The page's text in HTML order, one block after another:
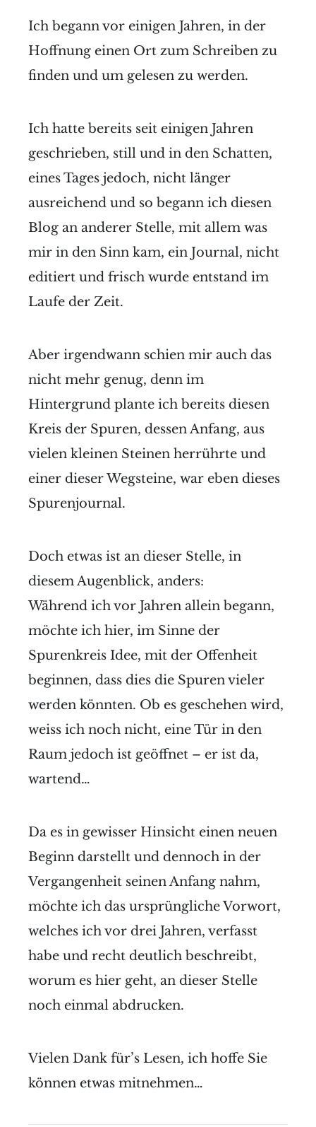
Ich begann vor einigen Jahren, in der
Hoffnung einen Ort zum Schreiben zu
finden und um gelesen zu werden.
Ich hatte bereits seit einigen Jahren
geschrieben, still und in den Schatten,
eines Tages jedoch, nicht länger
ausreichend und so begann ich diesen
Blog an anderer Stelle, mit allem was
mir in den Sinn kam, ein Journal, nicht
editiert und frisch wurde entstand im
Laufe der Zeit.
Aber irgendwann schien mir auch das
nicht mehr genug, denn im
Hintergrund plante ich bereits diesen
Kreis der Spuren, dessen Anfang, aus
vielen kleinen Steinen herrührte und
einer dieser Wegsteine, war eben dieses
Spurenjournal.
Doch etwas ist an dieser Stelle, in
diesem Augenblick, anders:
Während ich vor Jahren allein begann,
möchte ich hier, im Sinne der
Spurenkreis Idee, mit der Offenheit
beginnen, dass dies die Spuren vieler
werden könnten. Ob es geschehen wird,
weiss ich noch nicht, eine Tür in den
Raum jedoch ist geöffnet – er ist da,
wartend…
Da es in gewisser Hinsicht einen neuen
Beginn darstellt und dennoch in der
Vergangenheit seinen Anfang nahm,
möchte ich das ursprüngliche Vorwort,
welches ich vor drei Jahren, verfasst
habe und recht deutlich beschreibt,
worum es hier geht, an dieser Stelle
noch einmal abdrucken.
Vielen Dank für’s Lesen, ich hoffe Sie
können etwas mitnehmen…